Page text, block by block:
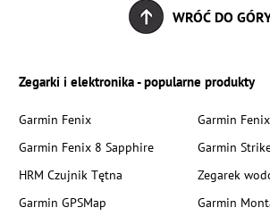
WRÓĆ DO
Zegarki i elektronika - popularne produkty
Garmin Fenix
Garmin
Garmin Fenix 8 Sapphire
Garmin
HRM Czujnik Tętna
Zegarek
Garmin GPSMap
Garmin